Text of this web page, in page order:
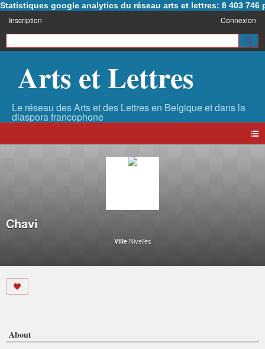
Statistiques google analytics du réseau arts et lettres: 8 403 746
Inscription Connexion
Arts et Lettres
Chavi
VilleNivelles
About